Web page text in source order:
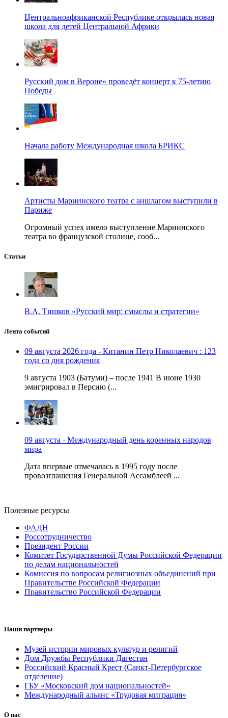
Центральноафриканской Республике открылась новая
школа для детей Центральной Африки
Русский дом в Вероне» проведёт концерт к 75-летию
Победы
Начала работу Международная школа БРИКС
Артисты Мариинского театра с аншлагом выступили в
Париже
Огромный успех имело выступление Мариинского
театра во французской столице, сооб...
Статьи
В.А. Тишков «Русский мир: смыслы и стратегии»
Лента событий
09 августа 2026 года - Китанин Петр Николаевич : 123
года со дня рождения
9 августа 1903 (Батуми) – после 1941 В июне 1930
эмигрировал в Персию (...
09 августа - Международный день коренных народов
мира
Дата впервые отмечалась в 1995 году после
провозглашения Генеральной Ассамблеей ...
Полезные ресурсы
ФАДН
Россотрудничество
Президент России
Комитет Государственной Думы Российской Федерации
по делам национальностей
Комиссия по вопросам религиозных объединений при
Правительстве Российской Федерации
Правительство Российской Федерации
Наши партнеры
Музей истории мировых культур и религий
Дом Дружбы Республики Дагестан
Российский Красный Крест (Санкт-Петербургское
отделение)
ГБУ «Московский дом национальностей»
Международный альянс «Трудовая миграция»
О нас